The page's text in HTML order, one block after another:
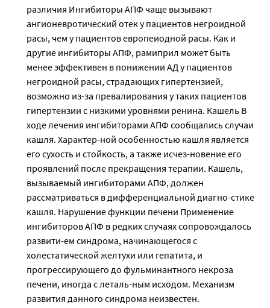
различия Ингибиторы АПФ чаще вызывают
ангионевротический отек у пациентов негроидной
расы, чем у пациентов европеиодной расы. Как и
другие ингибиторы АПФ, рамиприл может быть
менее эффективен в понижении АД у пациентов
негроидной расы, страдающих гипертензией,
возможно из-за превалирования у таких пациентов
гипертензии с низкими уровнями ренина. Кашель В
ходе лечения ингибиторами АПФ сообщались случаи
кашля. Характер-ной особенностью кашля является
его сухость и стойкость, а также исчез-новение его
проявлений после прекращения терапии. Кашель,
вызываемый ингибиторами АПФ, должен
рассматриваться в дифференциальной диагно-стике
кашля. Нарушение функции печени Применение
ингибиторов АПФ в редких случаях сопровождалось
развити-ем синдрома, начинающегося с
холестатической желтухи или гепатита, и
прогрессирующего до фульминантного некроза
печени, иногда с леталь-ным исходом. Механизм
развития данного синдрома неизвестен.